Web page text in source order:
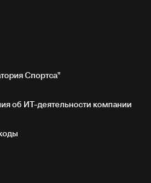
Спортса"
об ИТ‑деятельности компании